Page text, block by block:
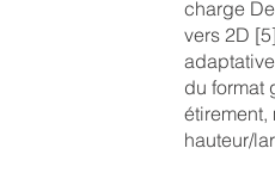
charge
vers 2D
du format
hauteur/